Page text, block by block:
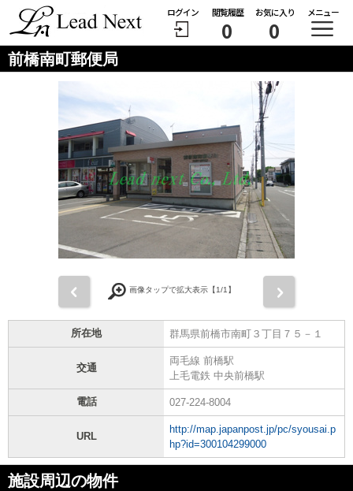
ログイン 閲覧履歴
0
お気に入り
0
メニュー
前橋南町郵便局
画像タップで拡大表示【1/1】
所在地 群馬県前橋市南町３丁目７５－１
交通
両毛線 前橋駅
上毛電鉄 中央前橋駅
電話 027-224-8004
URL
http://map.japanpost.jp/pc/syousai.p
hp?id=300104299000
施設周辺の物件